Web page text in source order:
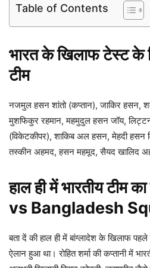
Table of Contents
भारत के खिलाफ टेस्ट के
टीम
नजमुल हसन शांतो (कप्तान), जाकिर हसन,
मुशफिकुर रहमान, महमुदुल हसन जॉय,
(विकेटकीपर), शाकिब अल हसन, मेहदी हसन
तस्कीन अहमद, हसन महमूद, सैयद खालिद
हाल ही में भारतीय टीम
vs Bangladesh
बता दें की हाल ही में बांग्लादेश के खिलाफ
ऐलान हुआ था। रोहित शर्मा की कप्तानी में